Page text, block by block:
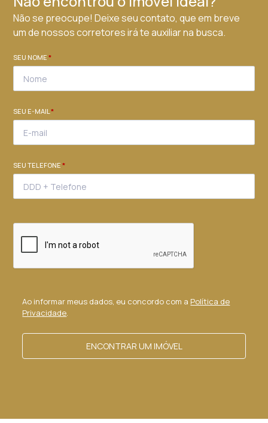
Não se preocupe! Deixe seu contato, que em breve
um de nossos corretores irá te auxiliar na busca.
SEU NOME*
SEU E-MAIL*
SEU TELEFONE*
Ao informar meus dados, eu concordo com a Política de
Privacidade.
ENCONTRAR UM IMÓVEL